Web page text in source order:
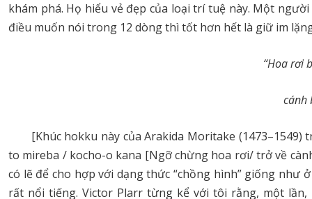
khám phá. Họ hiểu vẻ đẹp của loại trí tuệ này. Một
điều muốn nói trong 12 dòng thì tốt hơn hết là giữ im
“Hoa rơi
cánh
[Khúc hokku này của Arakida Moritake
to mireba / kocho-o kana [Ngỡ chừng hoa rơi/ trở về
có lẽ để cho hợp với dạng thức “chồng hình” giống như
rất nổi tiếng. Victor Plarr từng kể với tôi rằng, một